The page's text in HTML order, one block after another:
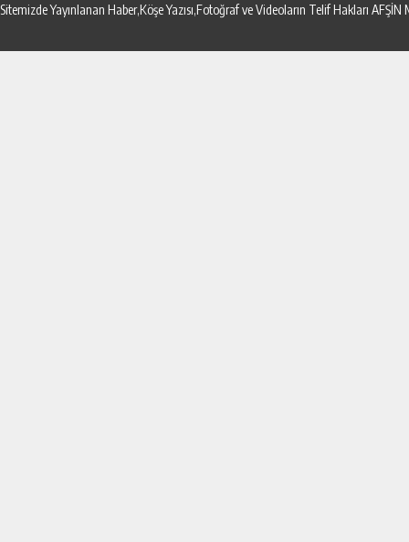
Sitemizde Yayınlanan Haber,Köşe Yazısı,Fotoğraf ve Videoların Telif Hakları